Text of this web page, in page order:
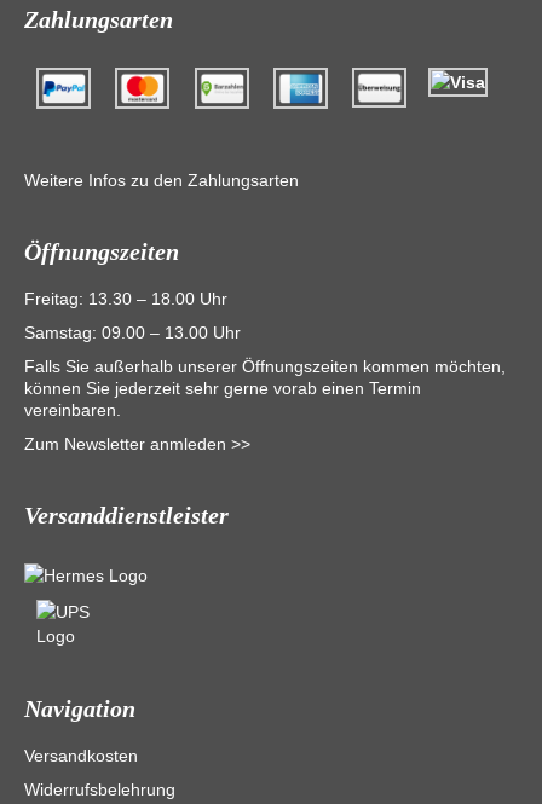
Zahlungsarten
Weitere Infos zu den Zahlungsarten
Öffnungszeiten
Freitag: 13.30 – 18.00 Uhr
Samstag: 09.00 – 13.00 Uhr
Falls Sie außerhalb unserer Öffnungszeiten kommen möchten,
können Sie jederzeit sehr gerne vorab einen Termin
vereinbaren.
Zum Newsletter anmleden >>
Versanddienstleister
Navigation
Versandkosten
Widerrufsbelehrung